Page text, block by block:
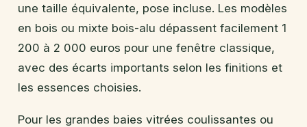
une taille équivalente, pose incluse. Les modèles
en bois ou mixte bois-alu dépassent facilement 1
200 à 2 000 euros pour une fenêtre classique,
avec des écarts importants selon les finitions et
les essences choisies.
Pour les grandes baies vitrées coulissantes ou